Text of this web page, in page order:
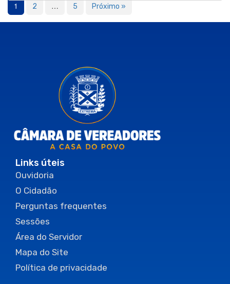
1 2 … 5 Próximo »
Links úteis
Ouvidoria
O Cidadão
Perguntas frequentes
Sessões
Área do Servidor
Mapa do Site
Política de privacidade